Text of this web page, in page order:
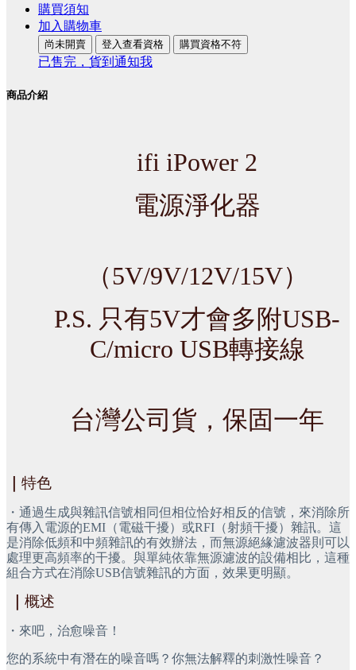
購買須知
加入購物車
尚未開賣 登入查看資格 購買資格不符
已售完，貨到通知我
商品介紹
ifi iPower 2
電源淨化器
（5V/9V/12V/15V）
P.S. 只有5V才會多附USB-
C/micro USB轉接線
台灣公司貨，保固一年
特色
・通過生成與雜訊信號相同但相位恰好相反的信號，來消除所
有傳入電源的EMI（電磁干擾）或RFI（射頻干擾）雜訊。這
是消除低頻和中頻雜訊的有效辦法，而無源絕緣濾波器則可以
處理更高頻率的干擾。與單純依靠無源濾波的設備相比，這種
組合方式在消除USB信號雜訊的方面，效果更明顯。
概述
・來吧，治愈噪音！
您的系統中有潛在的噪音嗎？你無法解釋的刺激性噪音？